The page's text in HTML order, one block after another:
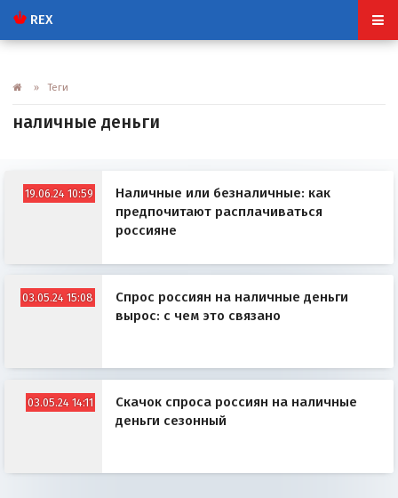
REX
» Теги
наличные деньги
19.06.24 10:59
Наличные или безналичные: как
предпочитают расплачиваться
россияне
03.05.24 15:08
Спрос россиян на наличные деньги
вырос: с чем это связано
03.05.24 14:11
Скачок спроса россиян на наличные
деньги сезонный